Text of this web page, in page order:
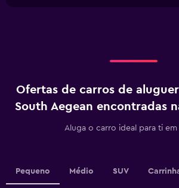
The
chart
values.
Range:
Ofertas de carros de
South Aegean encontradas
Aluga o carro ideal para ti em
Pequeno Médio SUV